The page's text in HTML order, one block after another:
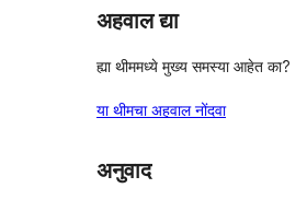
अहवाल द्या
ह्या थीममध्ये मुख्य समस्या आहेत का?
या थीमचा अहवाल नोंदवा
अनुवाद